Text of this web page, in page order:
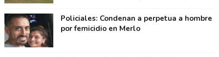
Policiales: Condenan a perpetua a hombre
por femicidio en Merlo